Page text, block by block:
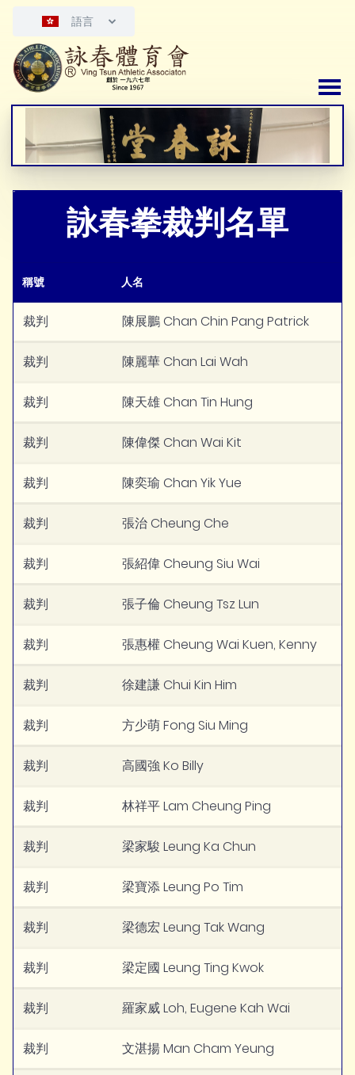
語言
詠春拳裁判名單
稱號 人名
裁判 陳展鵬 Chan Chin Pang Patrick
裁判 陳麗華 Chan Lai Wah
裁判 陳天雄 Chan Tin Hung
裁判 陳偉傑 Chan Wai Kit
裁判 陳奕瑜 Chan Yik Yue
裁判 張治 Cheung Che
裁判 張紹偉 Cheung Siu Wai
裁判 張子倫 Cheung Tsz Lun
裁判 張惠權 Cheung Wai Kuen, Kenny
裁判 徐建謙 Chui Kin Him
裁判 方少萌 Fong Siu Ming
裁判 高國強 Ko Billy
裁判 林祥平 Lam Cheung Ping
裁判 梁家駿 Leung Ka Chun
裁判 梁寶添 Leung Po Tim
裁判 梁德宏 Leung Tak Wang
裁判 梁定國 Leung Ting Kwok
裁判 羅家威 Loh, Eugene Kah Wai
裁判 文湛揚 Man Cham Yeung